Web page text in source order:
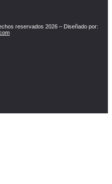
reservados 2026 – Diseñado por: